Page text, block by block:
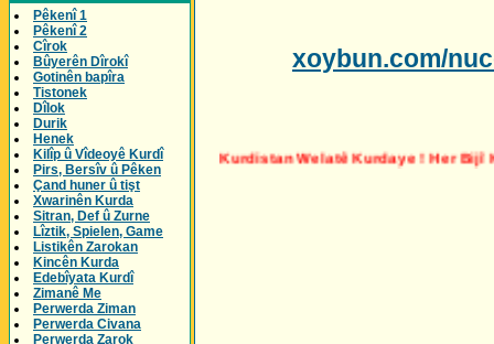
Pêkenî 1
Pêkenî 2
Cîrok
Bûyerên Dîrokî
Gotinên bapîra
Tistonek
Dîlok
Durik
Henek
Kilîp û Vîdeoyê Kurdî
Pirs, Bersîv û Pêken
Çand huner û tişt
Xwarinên Kurda
Sitran, Def û Zurne
Lîztik, Spielen, Game
Listikên Zarokan
Kincên Kurda
Edebîyata Kurdî
Zimanê Me
Perwerda Ziman
Perwerda Civana
Perwerda Zarok
xoybun.com/
Kurdistan Welatê